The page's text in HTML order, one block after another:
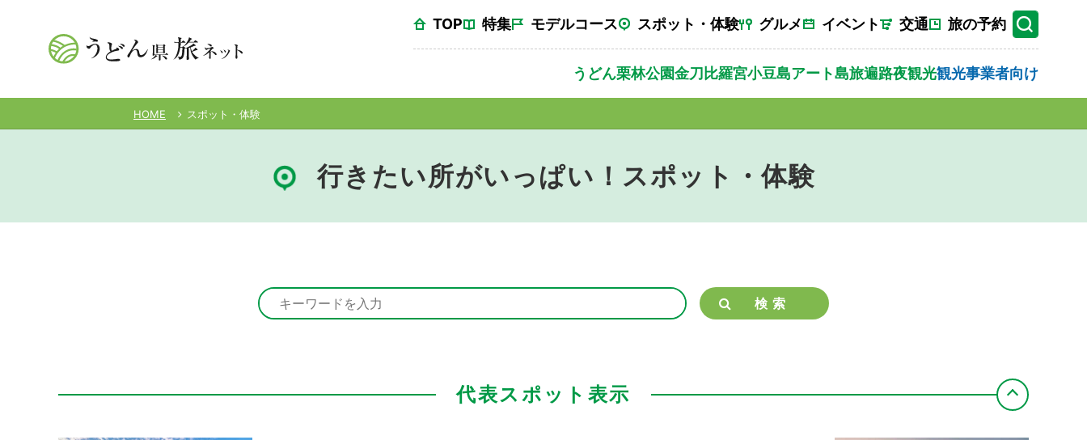
TOP 特集 モデルコース スポット・体験 グルメ イベント 交通 旅の予約
うどん栗林公園金刀比羅宮小豆島アート島旅遍路夜観光観光事業者向け
HOME スポット・体験
行きたい所がいっぱい！スポット・体験
検索
代表スポット表示